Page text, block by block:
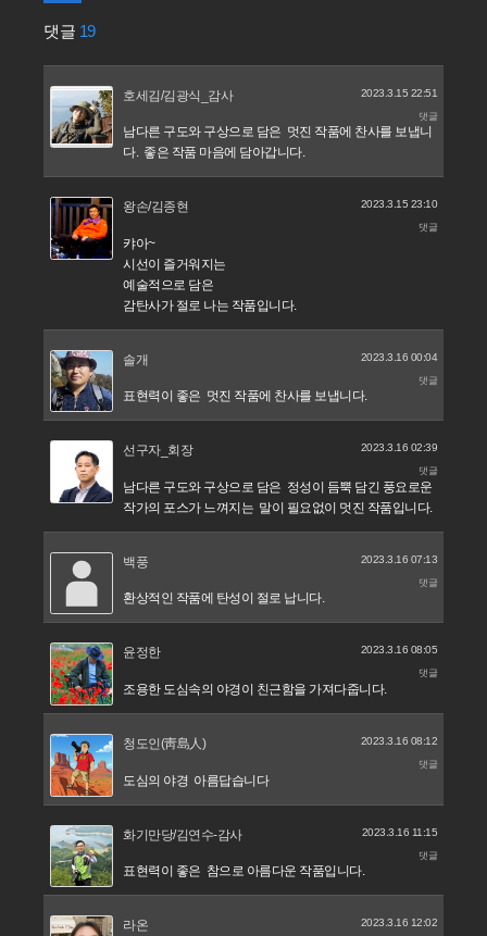
댓글 19
호세김/김광식_감사 2023.3.15 22:51
댓글
남다른 구도와 구상으로 담은 멋진 작품에 찬사를 보냅니
다. 좋은 작품 마음에 담아갑니다.
왕손/김종현 2023.3.15 23:10
댓글
캬아~
시선이 즐거워지는
예술적으로 담은
감탄사가 절로 나는 작품입니다.
솔개 2023.3.16 00:04
댓글
표현력이 좋은 멋진 작품에 찬사를 보냅니다.
선구자_회장 2023.3.16 02:39
댓글
남다른 구도와 구상으로 담은 정성이 듬뿍 담긴 풍요로운
작가의 포스가 느껴지는 말이 필요없이 멋진 작품입니다.
백풍 2023.3.16 07:13
댓글
환상적인 작품에 탄성이 절로 납니다.
윤정한 2023.3.16 08:05
댓글
조용한 도심속의 야경이 친근함을 가져다줍니다.
청도인(靑島人) 2023.3.16 08:12
댓글
도심의 야경 아름답습니다
화기만당/김연수-감사 2023.3.16 11:15
댓글
표현력이 좋은 참으로 아름다운 작품입니다.
라온 2023.3.16 12:02